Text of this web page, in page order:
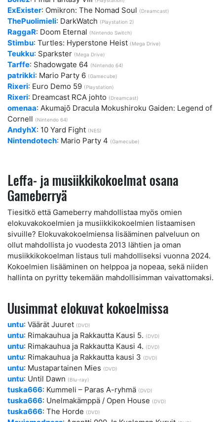
ExExister: Omikron: The Nomad Soul (Dreamcast)
ThePuolimieli: DarkWatch (Playstation 2)
RaggaR: Doom Eternal (Nintendo Switch)
Stimbu: Turtles: Hyperstone Heist (Mega Drive)
Teukku: Sparkster (Mega Drive)
Tarffe: Shadowgate 64 (Nintendo 64)
patrikki: Mario Party 6 (Gamecube)
Rixeri: Euro Demo 59 (Playstation)
Rixeri: Dreamcast RCA johto (Dreamcast)
omenaa: Akumajō Dracula Mokushiroku Gaiden: Legend of
Cornell (Nintendo 64)
AndyhX: 10 Yard Fight (NES)
Nintendotech: Mario Party 4 (Gamecube)
Leffa- ja musiikkikokoelmat osana
Gameberryä
Tiesitkö että Gameberry mahdollistaa myös omien
elokuvakokoelmien ja musiikkikokoelmien listaamisen
sivuille? Elokuvakokoelmiensa lisääminen palveluun on
ollut mahdollista jo vuodesta 2013 lähtien ja oman
musiikkikokoelman listaus tuli mahdolliseksi vuonna 2024.
Kokoelmien lisääminen on helppoa ja nopeaa, sekä niiden
hallinta on pyritty tekemään mahdollisimman vaivattomaksi.
Uusimmat elokuvat kokoelmissa
untu: Väärät Juuret (DVD)
untu: Rimakauhua ja Rakkautta Kausi 5. (DVD)
untu: Rimakauhua ja Rakkautta Kausi 4. (DVD)
untu: Rimakauhua ja Rakkautta kausi 3 (DVD)
untu: Mustapartainen Mies (DVD)
untu: Until Dawn (Blu-ray)
tuska666: Kummeli – Paras A-ryhmä (DVD)
tuska666: Unelmakämppä / Open House (DVD)
tuska666: The Horde (DVD)